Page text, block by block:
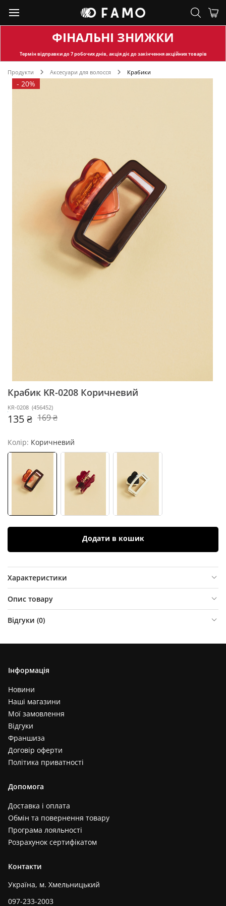
ФІНАЛЬНІ ЗНИЖКИ
Термін відправкидо 7 робочих днів, акція діє до закінчення акційних товарів
Продукти Аксесуари для волосся Крабики
- 20%
Крабик KR-0208 Коричневий
KR-0208 (456452)
135 ₴ 169 ₴
Колір: Коричневий
Додати в кошик
Характеристики
Опис товару
Відгуки (0)
Інформація
Новини
Наші магазини
Мої замовлення
Відгуки
Франшиза
Договір оферти
Політика приватності
Допомога
Доставка і оплата
Обмін та повернення товару
Програма лояльності
Розрахунок сертифікатом
Контакти
Україна, м. Хмельницький
097-233-2003